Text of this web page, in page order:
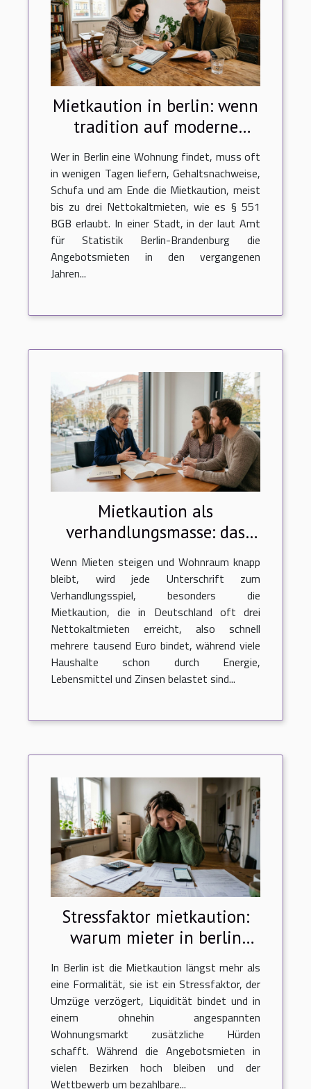
Mietkaution in berlin: wenn
tradition auf moderne
bezahlmethoden trifft
Wer in Berlin eine Wohnung findet, muss oft
in wenigen Tagen liefern, Gehaltsnachweise,
Schufa und am Ende die Mietkaution, meist
bis zu drei Nettokaltmieten, wie es § 551
BGB erlaubt. In einer Stadt, in der laut Amt
für Statistik Berlin-Brandenburg die
Angebotsmieten in den vergangenen
Jahren...
Mietkaution als
verhandlungsmasse: das
sagt die rechtsprechung
Wenn Mieten steigen und Wohnraum knapp
bleibt, wird jede Unterschrift zum
Verhandlungsspiel, besonders die
Mietkaution, die in Deutschland oft drei
Nettokaltmieten erreicht, also schnell
mehrere tausend Euro bindet, während viele
Haushalte schon durch Energie,
Lebensmittel und Zinsen belastet sind...
Stressfaktor mietkaution:
warum mieter in berlin
neue wege gehen
In Berlin ist die Mietkaution längst mehr als
eine Formalität, sie ist ein Stressfaktor, der
Umzüge verzögert, Liquidität bindet und in
einem ohnehin angespannten
Wohnungsmarkt zusätzliche Hürden
schafft. Während die Angebotsmieten in
vielen Bezirken hoch bleiben und der
Wettbewerb um bezahlbare...